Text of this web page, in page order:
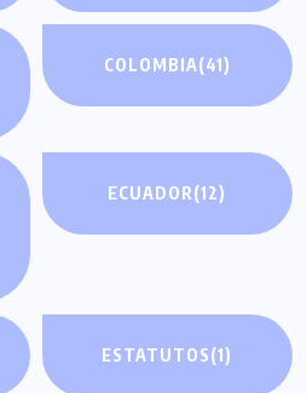
COLOMBIA(41)
ECUADOR(12)
ESTATUTOS(1)